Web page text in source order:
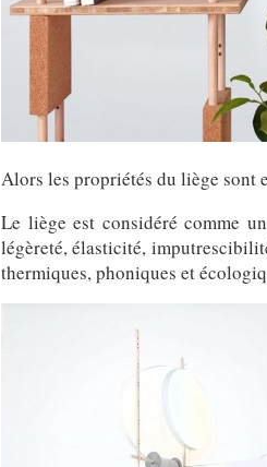
Alors les propriétés du liège sont
Le liège est considéré comme
légèreté, élasticité,
thermiques, phoniques et